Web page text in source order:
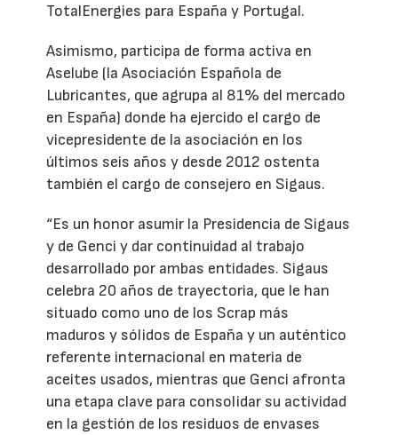
TotalEnergies para España y Portugal.
Asimismo, participa de forma activa en
Aselube (la Asociación Española de
Lubricantes, que agrupa al 81% del mercado
en España) donde ha ejercido el cargo de
vicepresidente de la asociación en los
últimos seis años y desde 2012 ostenta
también el cargo de consejero en Sigaus.
“Es un honor asumir la Presidencia de Sigaus
y de Genci y dar continuidad al trabajo
desarrollado por ambas entidades. Sigaus
celebra 20 años de trayectoria, que le han
situado como uno de los Scrap más
maduros y sólidos de España y un auténtico
referente internacional en materia de
aceites usados, mientras que Genci afronta
una etapa clave para consolidar su actividad
en la gestión de los residuos de envases